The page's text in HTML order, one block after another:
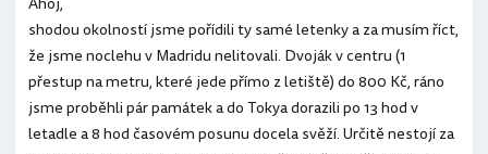
shodou okolností jsme pořídili ty samé letenky a za musím říct,
že jsme noclehu v Madridu nelitovali. Dvoják v centru (1
přestup na metru, které jede přímo z letiště) do 800 Kč, ráno
jsme proběhli pár památek a do Tokya dorazili po 13 hod v
letadle a 8 hod časovém posunu docela svěží. Určitě nestojí za